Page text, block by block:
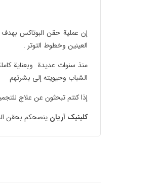
إن عملیة حقن البوتاکس
العینین وخطوط التوتر .
منذ سنوات عدیدة وبعنایة
الشباب وحیویته إلی بشرتهم
إذا کنتم تبحثون عن علاج
کلینیک آریان ینصحکم بحقن